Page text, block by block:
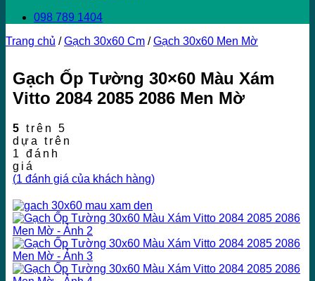
098 789 1404
Trang chủ / Gạch 30x60 Cm / Gạch 30x60 Men Mờ
Gạch Ốp Tường 30×60 Màu Xám
Vitto 2084 2085 2086 Men Mờ
5 trên 5
dựa trên
1
đánh
giá
(1 đánh giá của khách hàng)